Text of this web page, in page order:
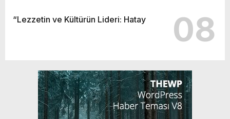
“Lezzetin ve Kültürün Lideri: Hatay 08